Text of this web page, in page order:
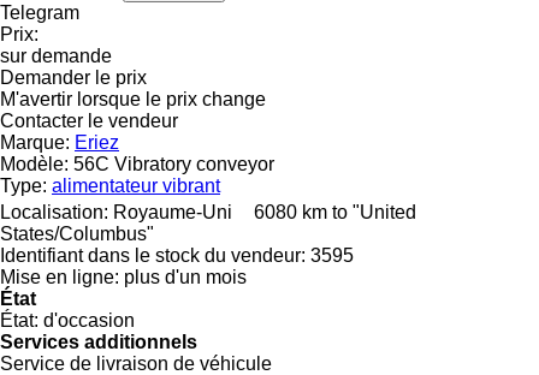
Telegram
Prix:
sur demande
Demander le prix
M'avertir lorsque le prix change
Contacter le vendeur
Marque: Eriez
Modèle: 56C Vibratory conveyor
Type: alimentateur vibrant
Localisation: Royaume-Uni
6080 km to "United
States/Columbus"
Identifiant dans le stock du vendeur: 3595
Mise en ligne: plus d'un mois
État
État: d'occasion
Services additionnels
Service de livraison de véhicule